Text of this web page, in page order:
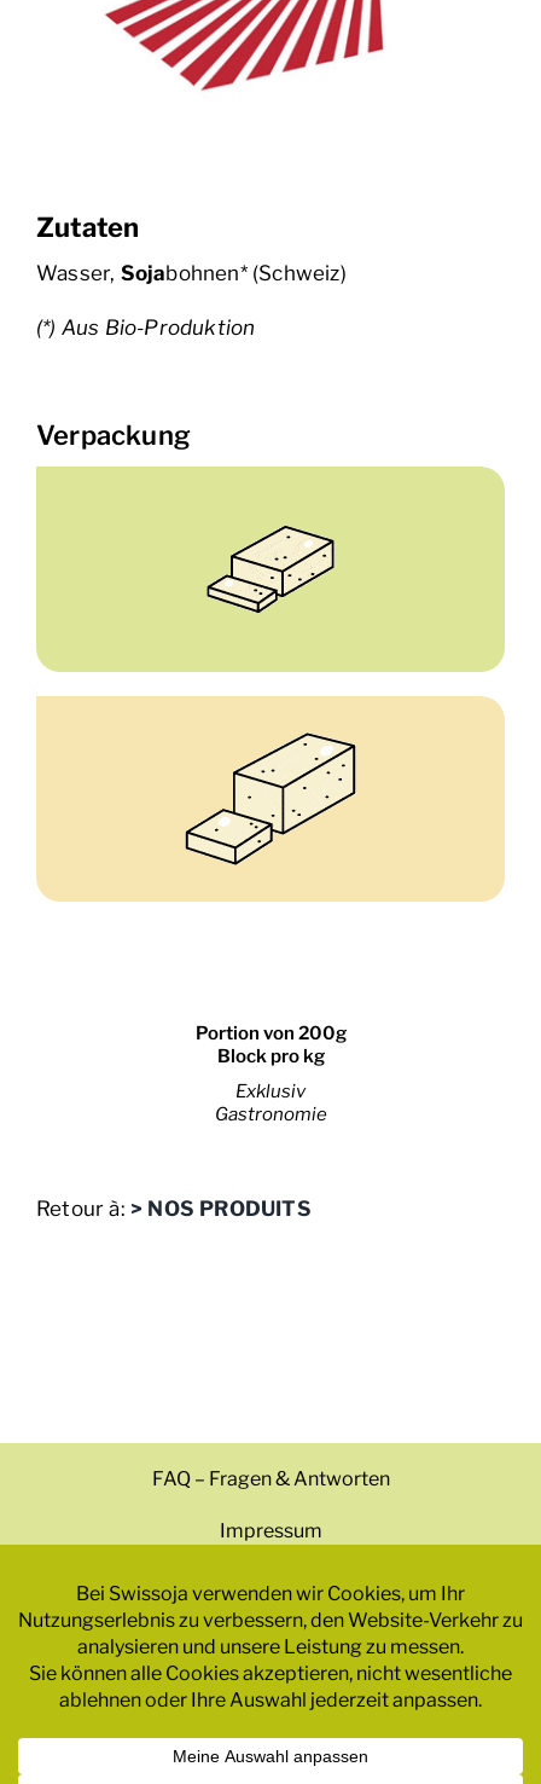
Zutaten
Wasser, Sojabohnen* (Schweiz)
(*) Aus Bio-Produktion
Verpackung
Portion von 200g
Block pro kg
Exklusiv
Gastronomie
Retour à: > NOS PRODUITS
FAQ – Fragen & Antworten
Impressum
Datenschutzrichtlinie
Geschäftsbedingungen